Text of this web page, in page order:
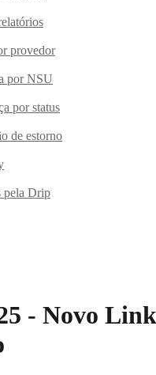
provedor
por NSU
por status
de estorno
pela Drip
- Novo